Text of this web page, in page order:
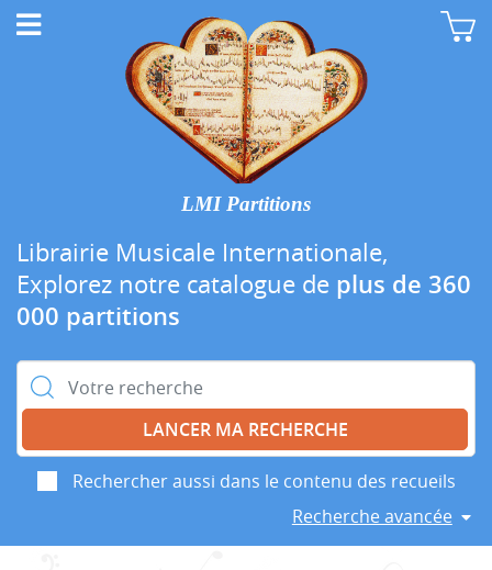
LMI Partitions
Librairie Musicale Internationale,
Explorez notre catalogue de plus de 360
000 partitions
Rechercher :
Rechercher aussi dans le contenu des recueils
Recherche avancée